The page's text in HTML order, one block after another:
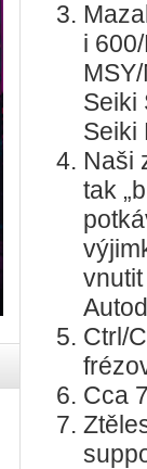
i
Seiki
Seiki
Naši
tak
Ctrl/
Cca